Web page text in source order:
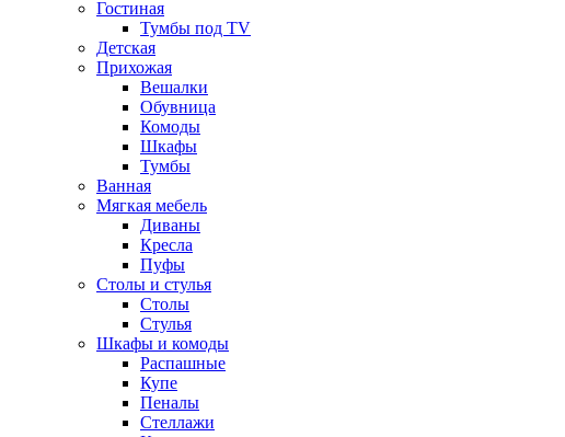
Гостиная
Тумбы под TV
Детская
Прихожая
Вешалки
Обувница
Комоды
Шкафы
Тумбы
Ванная
Мягкая мебель
Диваны
Кресла
Пуфы
Столы и стулья
Столы
Стулья
Шкафы и комоды
Распашные
Купе
Пеналы
Стеллажи